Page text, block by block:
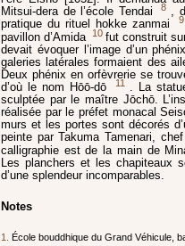
Mitsui-dera de l’école Tendai
8 ,
pratique du rituel hokke zanmai
9
pavillon d’Amida
10 fut construit
devait évoquer l’image d’un
galeries latérales formaient des
Deux phénix en orfèvrerie se
d’où le nom Hōō-dō
11
. La
sculptée par le maître Jōchō.
réalisée par le préfet monacal
murs et les portes sont décorés
peinte par Takuma Tamenari,
calligraphie est de la main de
Les planchers et les chapiteaux
d’une splendeur incomparables.
Notes
1. École bouddhique du Grand Véhicule,